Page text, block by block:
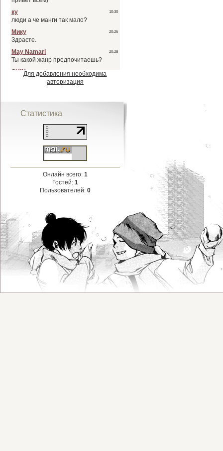
Для добавления необходима
авторизация
Статистика
Онлайн всего: 1
Гостей: 1
Пользователей: 0